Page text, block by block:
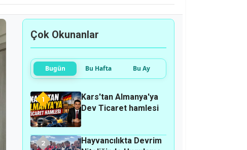
Çok Okunanlar
Bugün Bu Hafta Bu Ay
1
Kars'tan Almanya'ya
Dev Ticaret hamlesi
2
Hayvancılıkta Devrim